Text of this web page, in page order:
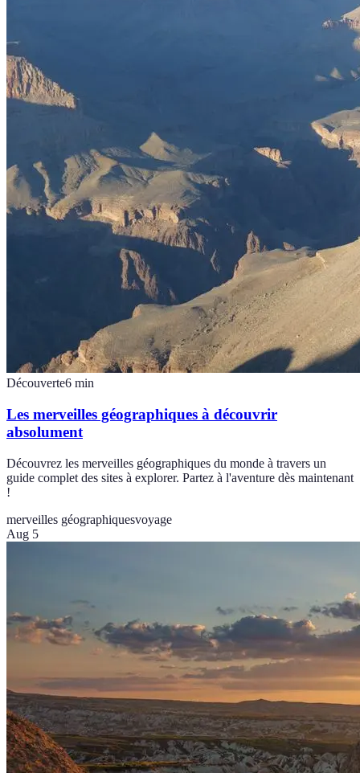
Découverte6 min
Les merveilles géographiques à découvrir
absolument
Découvrez les merveilles géographiques du monde à travers un
guide complet des sites à explorer. Partez à l'aventure dès maintenant
!
merveilles géographiquesvoyage
Aug 5